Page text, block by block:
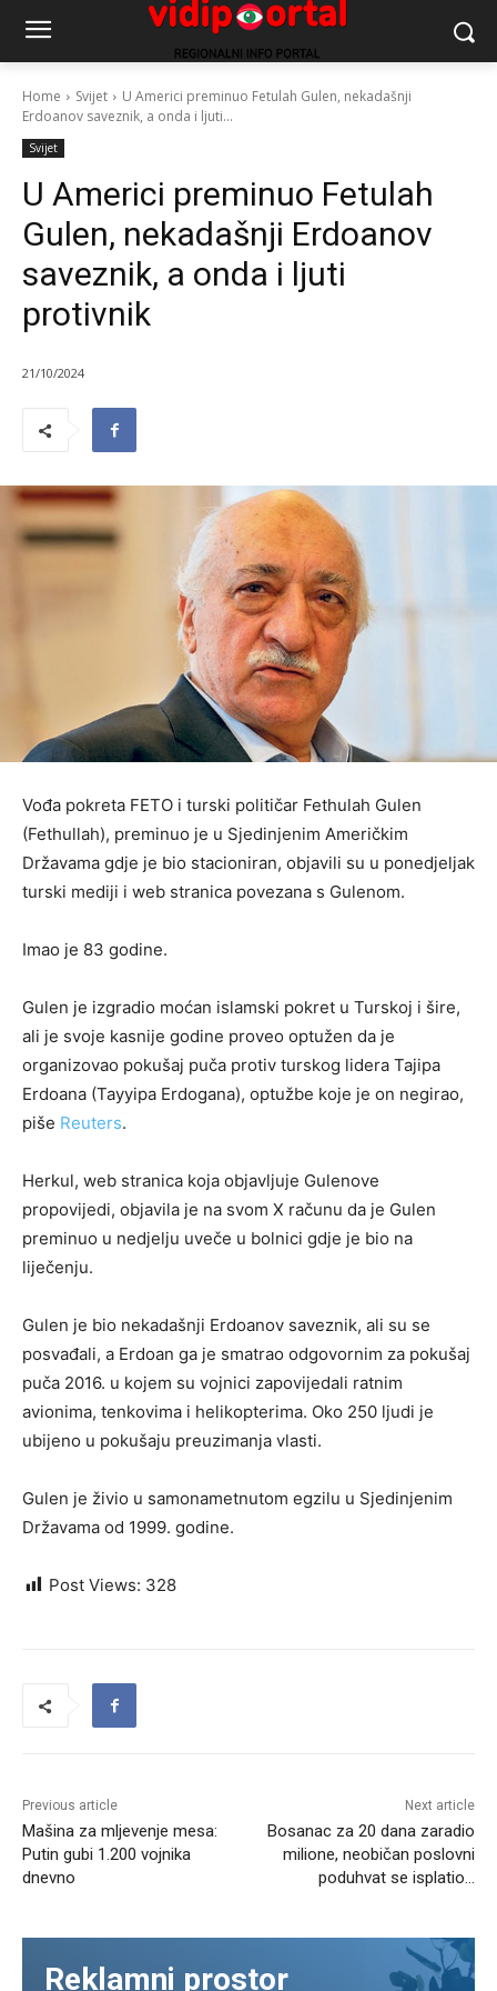
Home Svijet
U Americi preminuo Fetulah Gulen, nekadašnji
Erdoanov saveznik, a onda i ljuti...
Svijet
U Americi preminuo Fetulah
Gulen, nekadašnji Erdoanov
saveznik, a onda i ljuti
protivnik
21/10/2024
Vođa pokreta FETO i turski političar Fethulah Gulen
(Fethullah), preminuo je u Sjedinjenim Američkim
Državama gdje je bio stacioniran, objavili su u ponedjeljak
turski mediji i web stranica povezana s Gulenom.
Imao je 83 godine.
Gulen je izgradio moćan islamski pokret u Turskoj i šire,
ali je svoje kasnije godine proveo optužen da je
organizovao pokušaj puča protiv turskog lidera Tajipa
Erdoana (Tayyipa Erdogana), optužbe koje je on negirao,
piše Reuters.
Herkul, web stranica koja objavljuje Gulenove
propovijedi, objavila je na svom X računu da je Gulen
preminuo u nedjelju uveče u bolnici gdje je bio na
liječenju.
Gulen je bio nekadašnji Erdoanov saveznik, ali su se
posvađali, a Erdoan ga je smatrao odgovornim za pokušaj
puča 2016. u kojem su vojnici zapovijedali ratnim
avionima, tenkovima i helikopterima. Oko 250 ljudi je
ubijeno u pokušaju preuzimanja vlasti.
Gulen je živio u samonametnutom egzilu u Sjedinjenim
Državama od 1999. godine.
Post Views: 328
Previous article
Mašina za mljevenje mesa:
Putin gubi 1.200 vojnika
dnevno
Next article
Bosanac za 20 dana zaradio
milione, neobičan poslovni
poduhvat se isplatio…
Reklamni prostor